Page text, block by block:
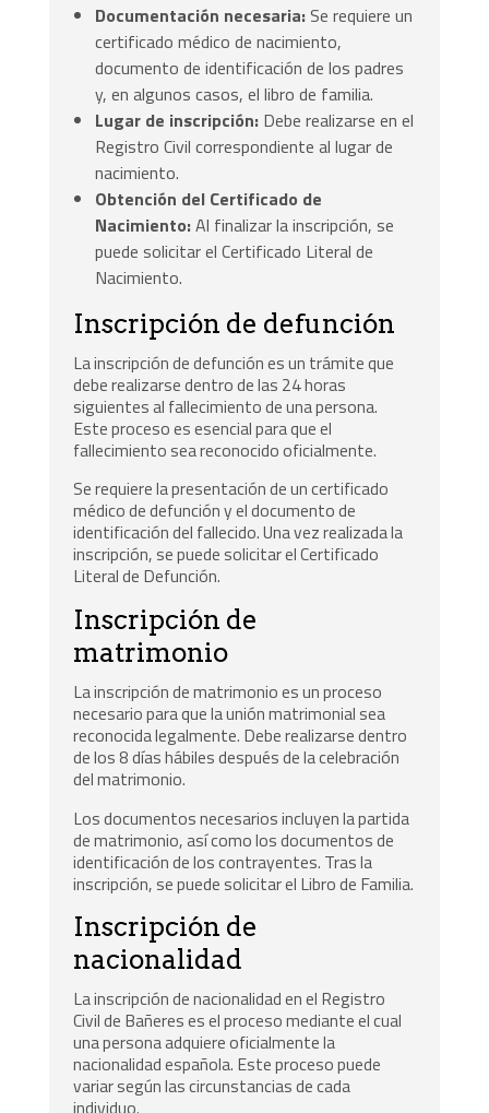
Documentación necesaria: Se requiere un
certificado médico de nacimiento,
documento de identificación de los padres
y, en algunos casos, el libro de familia.
Lugar de inscripción: Debe realizarse en el
Registro Civil correspondiente al lugar de
nacimiento.
Obtención del Certificado de
Nacimiento:Al finalizar la inscripción, se
puede solicitar el Certificado Literal de
Nacimiento.
Inscripción de defunción
La inscripción de defunción es un trámite que
debe realizarse dentro de las 24 horas
siguientes al fallecimiento de una persona.
Este proceso es esencial para que el
fallecimiento sea reconocido oficialmente.
Se requiere la presentación de un certificado
médico de defunción y el documento de
identificación del fallecido. Una vez realizada la
inscripción, se puede solicitar el Certificado
Literal de Defunción.
Inscripción de
matrimonio
La inscripción de matrimonio es un proceso
necesario para que la unión matrimonial sea
reconocida legalmente. Debe realizarse dentro
de los 8 días hábiles después de la celebración
del matrimonio.
Los documentos necesarios incluyen la partida
de matrimonio, así como los documentos de
identificación de los contrayentes. Tras la
inscripción, se puede solicitar el Libro de Familia.
Inscripción de
nacionalidad
La inscripción de nacionalidad en el Registro
Civil de Bañeres es el proceso mediante el cual
una persona adquiere oficialmente la
nacionalidad española. Este proceso puede
variar según las circunstancias de cada